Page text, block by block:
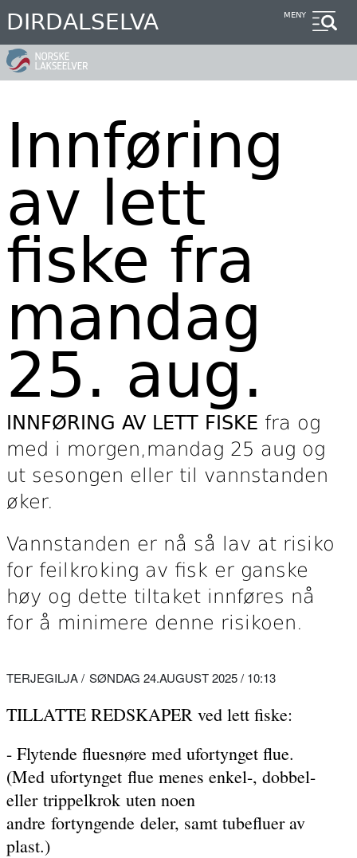
Hopp
til
hovedinnhold
DIRDALSELVA MENY
Innføring
av lett
fiske fra
mandag
25. aug.
INNFØRING AV LETT FISKE fra og
med i morgen,mandag 25 aug og
ut sesongen eller til vannstanden
øker.
Vannstanden er nå så lav at risiko
for feilkroking av fisk er ganske
høy og dette tiltaket innføres nå
for å minimere denne risikoen.
TERJEGILJA SØNDAG 24.AUGUST 2025 / 10:13
TILLATTE REDSKAPER ved lett fiske:
- Flytende fluesnøre med ufortynget flue.
(Med ufortynget flue menes enkel-, dobbel-
eller trippelkrok uten noen
andre fortyngende deler, samt tubefluer av
plast.)